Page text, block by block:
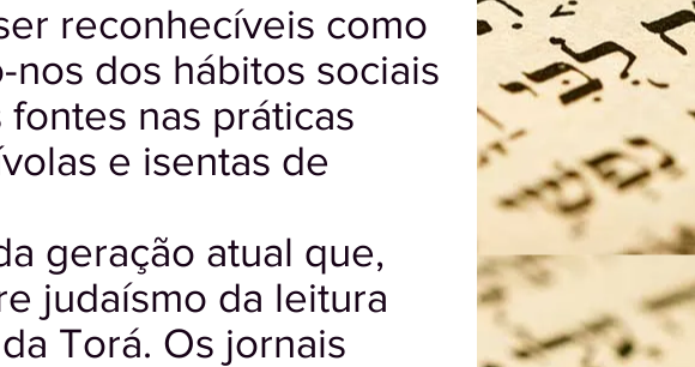
reconhecíveis como
dos hábitos sociais
nas práticas
e isentas de
geração atual que,
judaísmo da leitura
Torá. Os jornais